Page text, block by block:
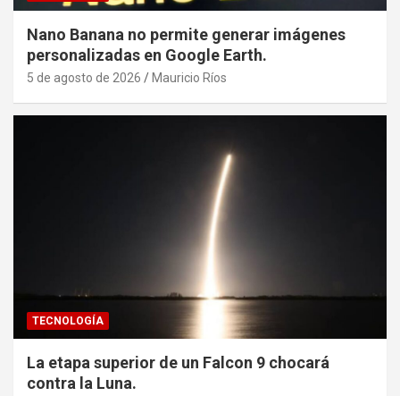
Nano Banana no permite generar imágenes
personalizadas en Google Earth.
5 de agosto de 2026 Mauricio Ríos
TECNOLOGÍA
La etapa superior de un Falcon 9 chocará
contra la Luna.